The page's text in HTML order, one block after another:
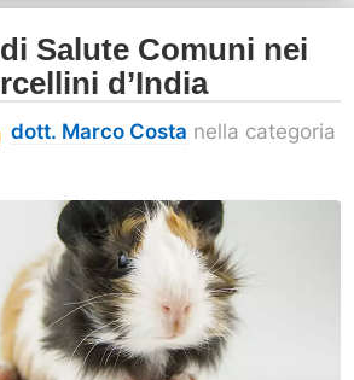
Salute Comuni nei
d’India
dott. Marco Costa nella categoria